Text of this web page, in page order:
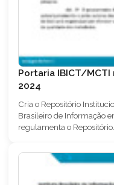
Portaria IBICT/MCTI
2024
Cria o Repositório
Brasileiro de Informação
regulamenta o Repositório.